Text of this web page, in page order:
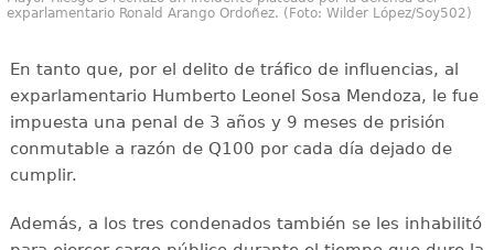
exparlamentario Ronald Arango Ordoñez. (Foto: Wilder López/Soy502)
En tanto que, por el delito de tráfico de influencias, al
exparlamentario Humberto Leonel Sosa Mendoza, le fue
impuesta una penal de 3 años y 9 meses de prisión
conmutable a razón de Q100 por cada día dejado de
cumplir.
Además, a los tres condenados también se les inhabilitó